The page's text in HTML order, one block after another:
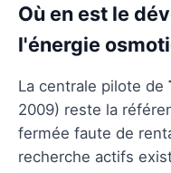
Où en est le
l'énergie
La centrale pilote de
2009) reste la
fermée faute de
recherche actifs